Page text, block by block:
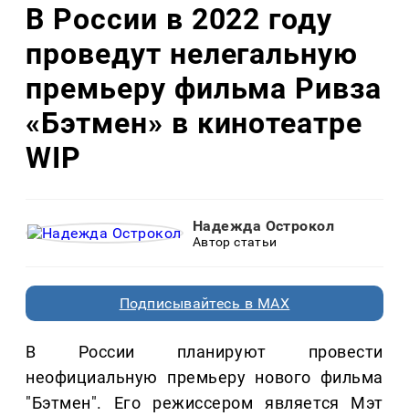
В России в 2022 году
проведут нелегальную
премьеру фильма Ривза
«Бэтмен» в кинотеатре
WIP
Надежда Острокол
Автор статьи
Подписывайтесь в MAX
В России планируют провести
неофициальную премьеру нового фильма
"Бэтмен". Его режиссером является Мэт